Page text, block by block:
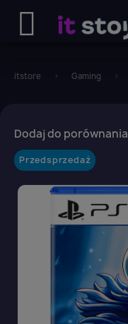
itstore Gaming
Przedsprzedaż
Dodaj do porównania